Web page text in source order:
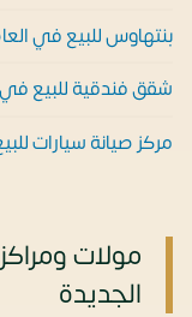
بنتهاوس للبيع في
شقق فندقية للبيع
مركز صيانة سيارات
مولات
الجديدة